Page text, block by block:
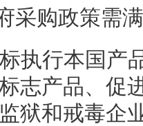
采购政策需
执行本国产
志产品、促
狱和戒毒企